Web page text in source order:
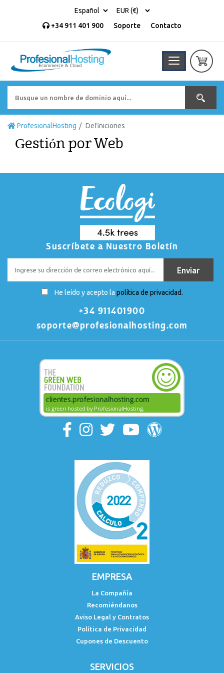
+34 911 401 900 Soporte Contacto
ProfesionalHosting Definiciones
Gestión por Web
Suscríbete a Nuestro Boletín
He leído y acepto la política de privacidad.
+34 911401900
soporte@profesionalhosting.com
EMPRESA
La Compañía
Recomiéndanos
Aviso Legal y Contratos
Política de Privacidad
Cupones de Descuento
SERVICIOS